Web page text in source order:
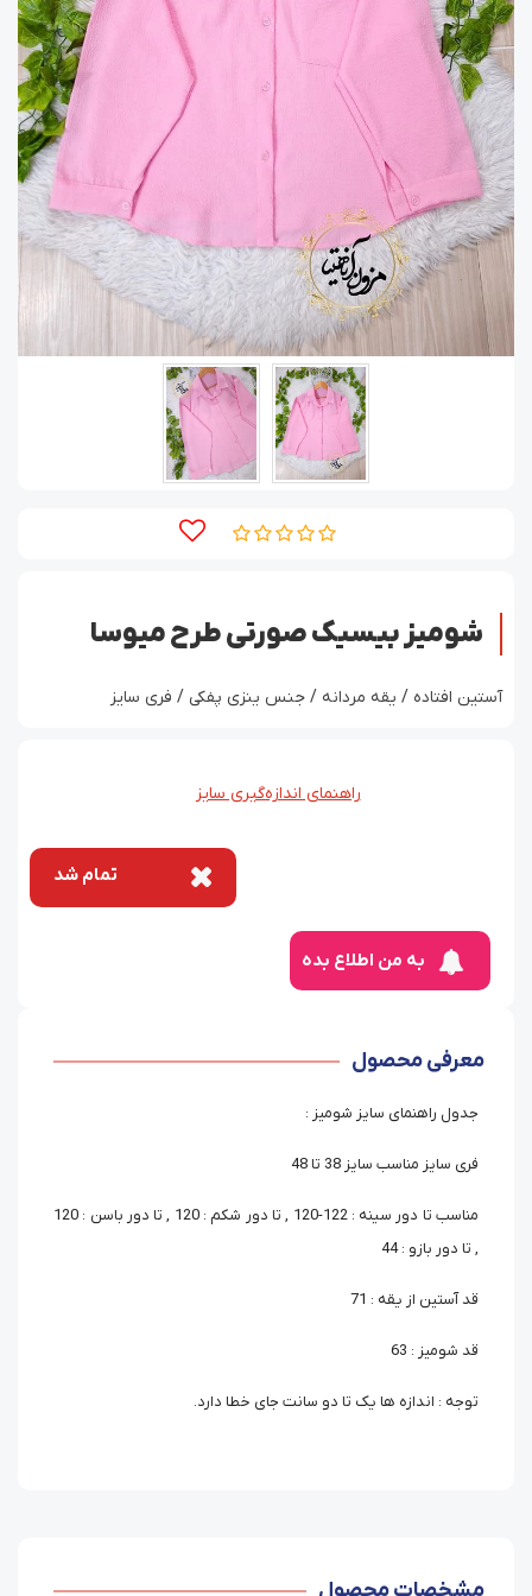
شومیز بیسیک صورتی طرح میوسا
آستین افتاده / یقه مردانه / جنس ینزی پفکی / فری سایز
راهنمای اندازه‌گیری سایز
تمام شد
به من اطلاع بده
معرفی محصول
جدول راهنمای سایز شومیز :
فری سایز مناسب سایز 38 تا 48
مناسب تا دور سینه : 122-120 , تا دور شکم : 120 , تا دور باسن : 120
, تا دور بازو : 44
قد آستین از یقه : 71
قد شومیز : 63
توجه : اندازه ها یک تا دو سانت جای خطا دارد.